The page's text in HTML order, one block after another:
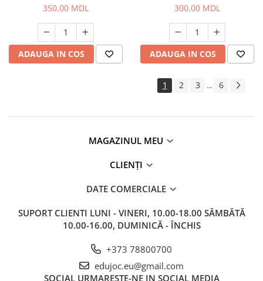
350,00 MDL
ADAUGA IN COS
300,00 MDL
ADAUGA IN COS
1 2 3 ... 6
MAGAZINUL MEU
CLIENȚI
DATE COMERCIALE
SUPORT CLIENTI LUNI - VINERI, 10.00-18.00 SÂMBĂTĂ
10.00-16.00, DUMINICĂ - ÎNCHIS
+373 78800700
edujoc.eu@gmail.com
SOCIAL URMARESTE-NE IN SOCIAL MEDIA